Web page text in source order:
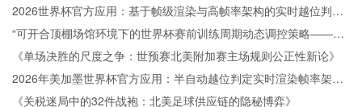
2026世界杯官方应用：基于帧级渲染与高帧率架构的实时越位判定
技术深度剖析
“可开合顶棚场馆环境下的世界杯赛前训练周期动态调控策略——以
温哥华BC Place体育场为例”
《单场决胜的尺度之争：世预赛北美附加赛主场规则公正性新论》
2026年美加墨世界杯官方应用：半自动越位判定实时渲染帧率架构
深度剖析
《关税迷局中的32件战袍：北美足球供应链的隐秘博弈》